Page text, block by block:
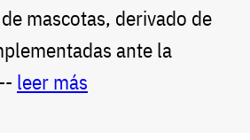
mascotas, derivado de
ante la
leer más